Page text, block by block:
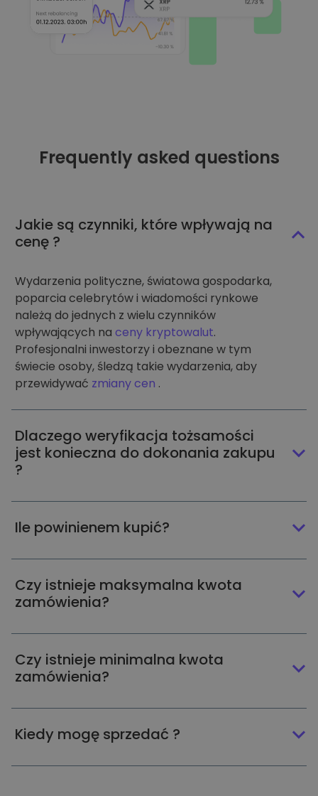
Frequently asked questions
Jakie są czynniki, które wpływają na
cenę ?
Wydarzenia polityczne, światowa gospodarka,
poparcia celebrytów i wiadomości rynkowe
należą do jednych z wielu czynników
wpływających na ceny kryptowalut.
Profesjonalni inwestorzy i obeznane w tym
świecie osoby, śledzą takie wydarzenia, aby
przewidywać zmiany cen .
Dlaczego weryfikacja tożsamości
jest konieczna do dokonania zakupu
?
Ile powinienem kupić?
Czy istnieje maksymalna kwota
zamówienia?
Czy istnieje minimalna kwota
zamówienia?
Kiedy mogę sprzedać ?